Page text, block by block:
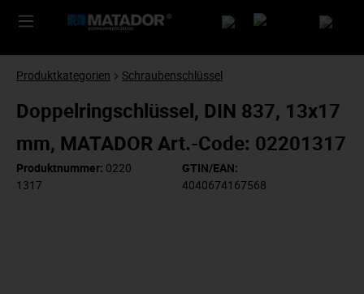
Produktkategorien Schraubenschlüssel
Doppelringschlüssel, DIN 837, 13x17
mm, MATADOR Art.-Code: 02201317
Produktnummer: 0220
1317
GTIN/EAN:
4040674167568